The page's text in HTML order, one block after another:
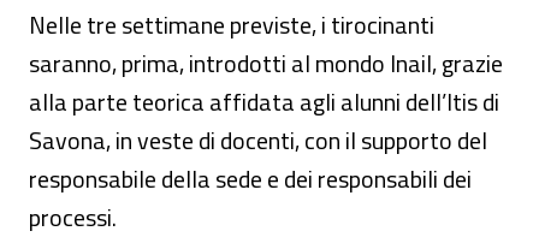
Nelle tre settimane previste, i tirocinanti
saranno, prima, introdotti al mondo Inail, grazie
alla parte teorica affidata agli alunni dell’Itis di
Savona, in veste di docenti, con il supporto del
responsabile della sede e dei responsabili dei
processi.